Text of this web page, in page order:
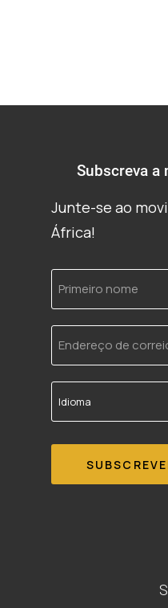
Subscreva a
Junte-se ao
África!
Primeiro
nome
Endereço
de
correio
electrónico
Idioma